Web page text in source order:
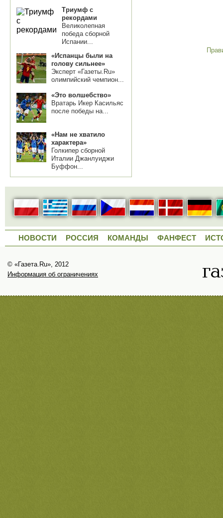
Триумф с
рекордами
Великолепная
победа сборной
Испании...
«Испанцы были на
голову сильнее»
Эксперт «Газеты.Ru»
олимпийский чемпион...
«Это волшебство»
Вратарь Икер Касильяс
после победы на...
«Нам не хватило
характера»
Голкипер сборной
Италии Джанлуиджи
Буффон...
НОВОСТИ РОССИЯ КОМАНДЫ ФАНФЕСТ
© «Газета.Ru», 2012
Информация об ограничениях